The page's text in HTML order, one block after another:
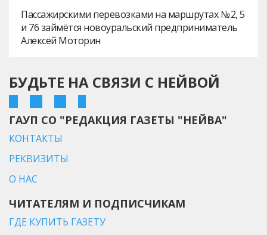
Пассажирскими перевозками на маршрутах № 2, 5
и 76 займётся новоуральский предприниматель
Алексей Моторин
БУДЬТЕ НА СВЯЗИ С НЕЙВОЙ
ГАУП СО "РЕДАКЦИЯ ГАЗЕТЫ "НЕЙВА"
КОНТАКТЫ
РЕКВИЗИТЫ
О НАС
ЧИТАТЕЛЯМ И ПОДПИСЧИКАМ
ГДЕ КУПИТЬ ГАЗЕТУ